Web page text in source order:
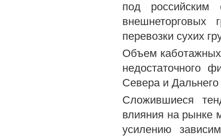
под российским
внешнеторговых
перевозки сухих
Объем каботажных
недостаточного
Севера и Дальнего
Сложившиеся
влияния на рынке
усилению